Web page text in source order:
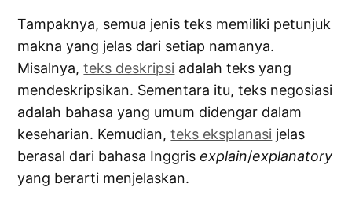
Tampaknya, semua jenis teks memiliki petunjuk
makna yang jelas dari setiap namanya.
Misalnya,teks deskripsi adalah teks yang
mendeskripsikan. Sementara itu, teks negosiasi
adalah bahasa yang umum didengar dalam
keseharian. Kemudian,teks eksplanasi jelas
berasal dari bahasa Inggrisexplain/explanatory
yang berarti menjelaskan.